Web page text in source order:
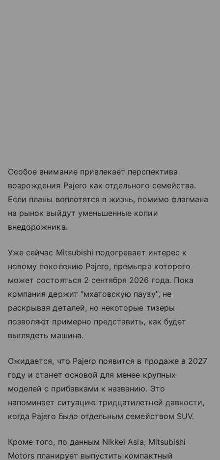
Особое внимание привлекает перспектива
возрождения Pajero как отдельного семейства.
Если планы воплотятся в жизнь, помимо флагмана
на рынок выйдут уменьшенные копии
внедорожника.
Уже сейчас Mitsubishi подогревает интерес к
новому поколению Pajero, премьера которого
может состояться 2 сентября 2026 года. Пока
компания держит "мхатовскую паузу", не
раскрывая деталей, но некоторые тизеры
позволяют примерно представить, как будет
выглядеть машина.
Ожидается, что Pajero появится в продаже в 2027
году и станет основой для менее крупных
моделей с прибавками к названию. Это
напоминает ситуацию тридцатилетней давности,
когда Pajero было отдельным семейством SUV.
Кроме того, по данным Nikkei Asia, Mitsubishi
Motors планирует выпустить компактный